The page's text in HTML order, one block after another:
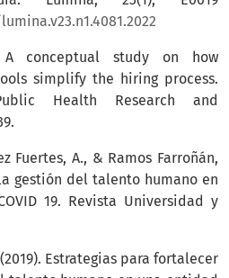
A conceptual study on how
simplify the hiring process.
Health Research and
Fuertes, A., & Ramos Farroñán,
gestión del talento humano en
19. Revista Universidad y
Estrategias para fortalecer